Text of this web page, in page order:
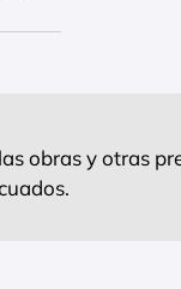
obras y otras